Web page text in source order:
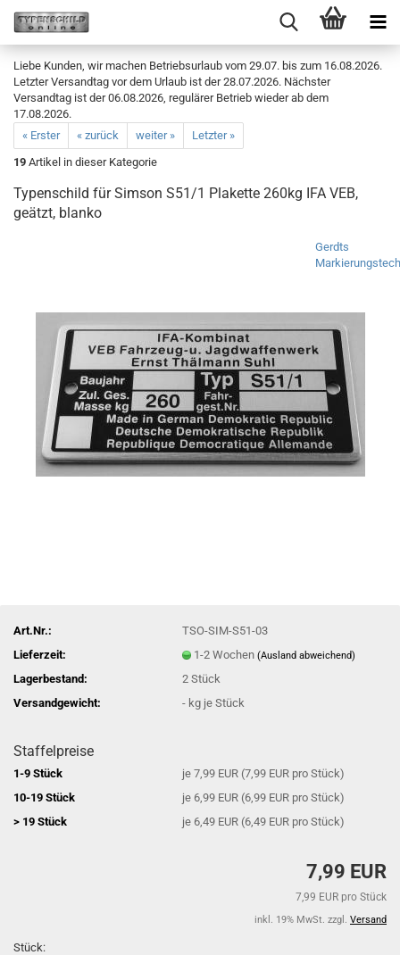
Liebe Kunden, wir machen Betriebsurlaub vom 29.07. bis zum 16.08.2026.
Letzter Versandtag vor dem Urlaub ist der 28.07.2026. Nächster
Versandtag ist der 06.08.2026, regulärer Betrieb wieder ab dem
17.08.2026.
« Erster
« zurück weiter »
Letzter »
19 Artikel in dieser Kategorie
Typenschild für Simson S51/1 Plakette 260kg IFA VEB,
geätzt, blanko
Gerdts
Art.Nr.:
TSO-SIM-S51-03
Lieferzeit:
1-2 Wochen(Ausland abweichend)
Lagerbestand: 2Stück
Versandgewicht:
- kg je Stück
Staffelpreise
1-9 Stück
je 7,99 EUR (7,99 EUR pro Stück)
10-19 Stück
je 6,99 EUR (6,99 EUR pro Stück)
> 19 Stück
je 6,49 EUR (6,49 EUR pro Stück)
7,99 EUR
7,99 EUR pro Stück
inkl. 19% MwSt. zzgl. Versand
Stück: